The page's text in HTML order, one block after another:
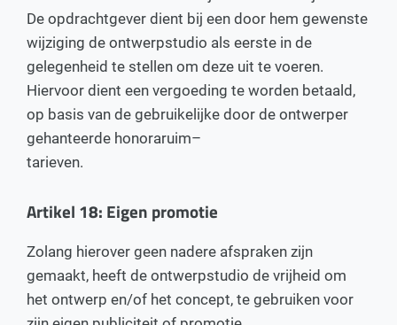
De opdrachtgever dient bij een door hem gewenste
wijziging de ontwerpstudio als eerste in de
gelegenheid te stellen om deze uit te voeren.
Hiervoor dient een vergoeding te worden betaald,
op basis van de gebruikelijke door de ontwerper
gehanteerde honoraruim–
tarieven.
Artikel 18: Eigen promotie
Zolang hierover geen nadere afspraken zijn
gemaakt, heeft de ontwerpstudio de vrijheid om
het ontwerp en/of het concept, te gebruiken voor